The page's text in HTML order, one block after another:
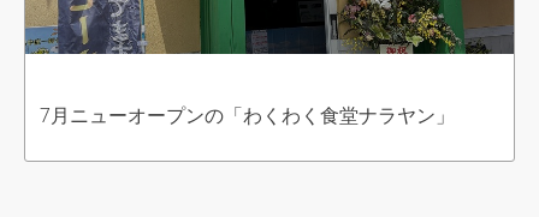
7月ニューオープンの「わくわく食堂ナラヤン」